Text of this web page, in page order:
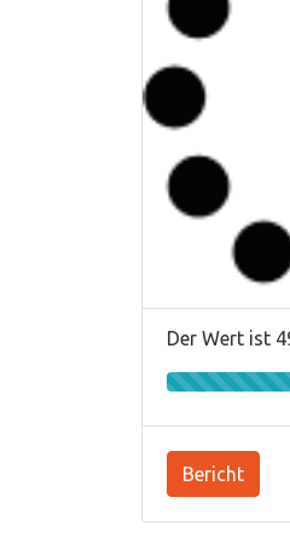
Der Wert ist
Bericht